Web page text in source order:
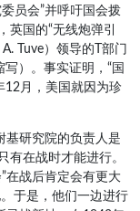
员会”并呼吁国会拨
国的“无线炮弹引
Tuve）领导的T部门
）。事实证明，“国
12月，美国就因为珍
基研究院的负责人是
有在战时才能进行。
在战后肯定会有更大
于是，他们一边进行